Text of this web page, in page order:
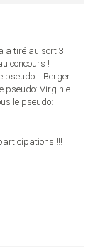
a tiré au sort 3
concours !
pseudo : Berger
pseudo: Virginie
le pseudo:
!!!